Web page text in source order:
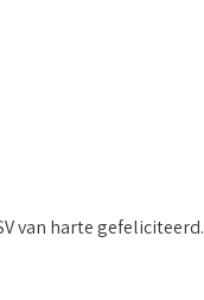
van harte gefeliciteerd.